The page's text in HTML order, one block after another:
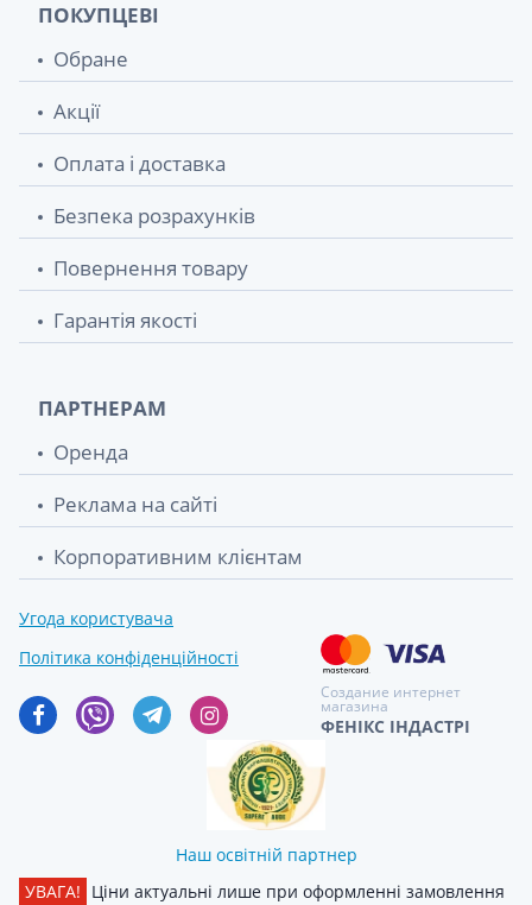
ПОКУПЦЕВІ
Обране
Акції
Оплата і доставка
Безпека розрахунків
Повернення товару
Гарантія якості
ПАРТНЕРАМ
Оренда
Реклама на сайті
Корпоративним клієнтам
Угода користувача
Політика конфіденційності
Создание интернет
магазина
ФЕНІКС ІНДАСТРІ
Наш освітній партнер
УВАГА! Ціни актуальні лише при оформленні замовлення